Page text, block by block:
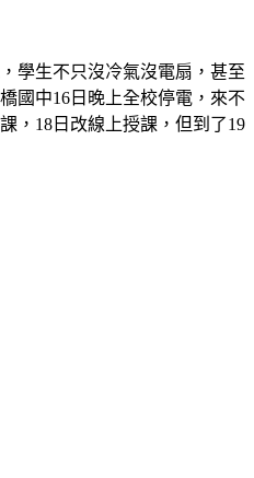
學生不只沒冷氣沒電扇，甚至
國中16日晚上全校停電，來不
，18日改線上授課，但到了19